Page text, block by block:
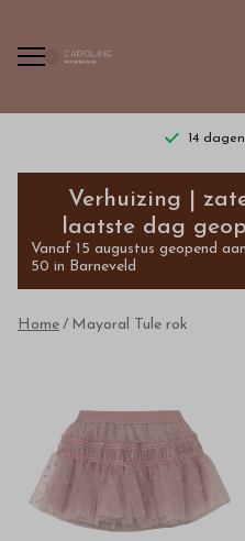
14
Mayoral
Tule
rok
van
hoge
Verhuizing |
laatste dag
Vanaf 15 augustus geopend
50 in Barneveld
Home Mayoral Tule rok